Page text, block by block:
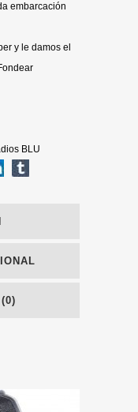
embarcación
y le damos el
BLU